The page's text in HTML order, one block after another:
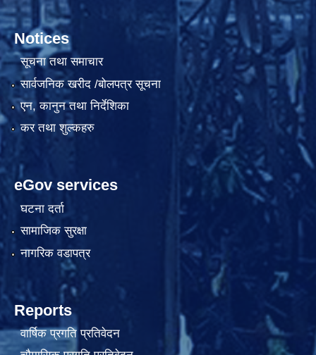
Notices
सूचना तथा समाचार
सार्वजनिक खरीद /बोलपत्र सूचना
एन, कानुन तथा निर्देशिका
कर तथा शुल्कहरु
eGov services
घटना दर्ता
सामाजिक सुरक्षा
नागरिक वडापत्र
Reports
वार्षिक प्रगति प्रतिवेदन